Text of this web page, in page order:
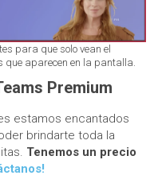
para que solo vean el
que aparecen en la pantalla.
Premium
estamos encantados
brindarte toda la
Tenemos un precio